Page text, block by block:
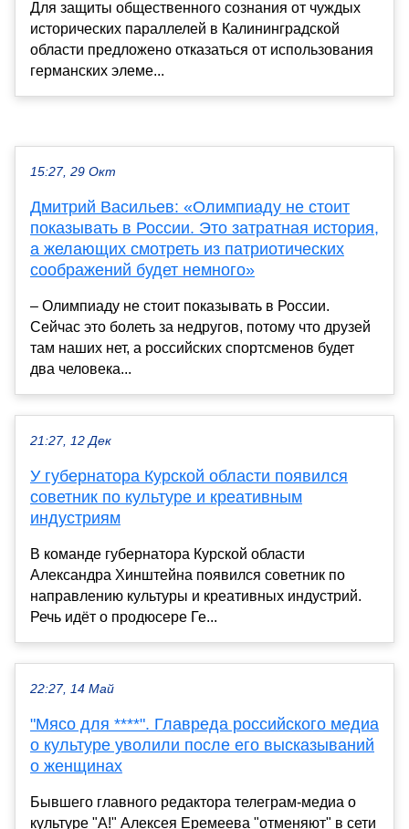
Для защиты общественного сознания от чуждых
исторических параллелей в Калининградской
области предложено отказаться от использования
германских элеме...
15:27, 29 Окт
Дмитрий Васильев: «Олимпиаду не стоит
показывать в России. Это затратная история,
а желающих смотреть из патриотических
соображений будет немного»
– Олимпиаду не стоит показывать в России.
Сейчас это болеть за недругов, потому что друзей
там наших нет, а российских спортсменов будет
два человека...
21:27, 12 Дек
У губернатора Курской области появился
советник по культуре и креативным
индустриям
В команде губернатора Курской области
Александра Хинштейна появился советник по
направлению культуры и креативных индустрий.
Речь идёт о продюсере Ге...
22:27, 14 Май
"Мясо для ****". Главреда российского медиа
о культуре уволили после его высказываний
о женщинах
Бывшего главного редактора телеграм-медиа о
культуре "А!" Алексея Еремеева "отменяют" в сети